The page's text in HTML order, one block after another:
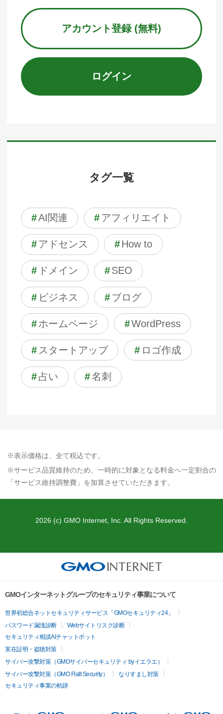
アカウント登録 (無料)
ログイン
タグ一覧
#AI関連 # アフィリエイト
# アドセンス #How to
# ドメイン #SEO
# ビジネス # ブログ
#ホームページ #WordPress
# スタートアップ # ロゴ作成
#占い #名刺
※表示価格は、全て税込です。
※サービス品質維持のため、一時的に対象となる料金へ一定割合の
「サービス維持調整費」を加算させていただきます。
2026 (c) GMO Internet, Inc. All Rights Reserved.
GMOインターネットグループのセキュリティ事業について
世界初総合ネットセキュリティサービス「GMOセキュリティ24」
パスワード漏洩診断
Webサイトリスク診断
セキュリティ相談AIチャットボット
実在証明・盗聴対策
サイバー攻撃対策（GMOサイバーセキュリティ byイエラエ）
サイバー攻撃対策（GMO Flatt Security）
なりすまし対策
セキュリティ事業の軌跡